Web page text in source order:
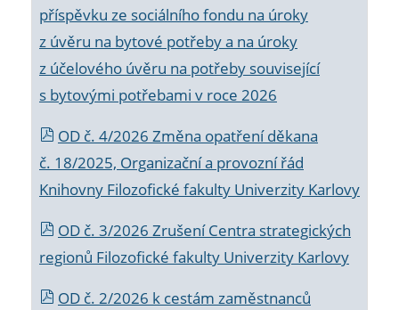
příspěvku ze sociálního fondu na úroky
z úvěru na bytové potřeby a na úroky
z účelového úvěru na potřeby související
s bytovými potřebami v roce 2026
OD č. 4/2026 Změna opatření děkana
č. 18/2025, Organizační a provozní řád
Knihovny Filozofické fakulty Univerzity Karlovy
OD č. 3/2026 Zrušení Centra strategických
regionů Filozofické fakulty Univerzity Karlovy
OD č. 2/2026 k cestám zaměstnanců